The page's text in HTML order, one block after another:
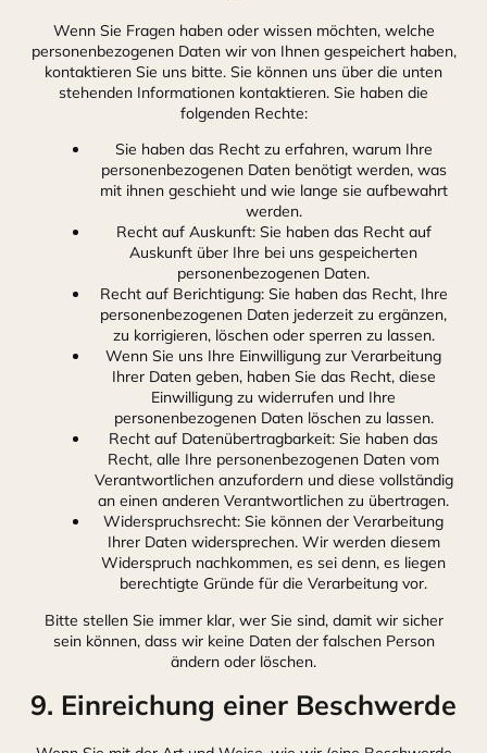
Wenn Sie Fragen haben oder wissen möchten, welche
personenbezogenen Daten wir von Ihnen gespeichert haben,
kontaktieren Sie uns bitte. Sie können uns über die unten
stehenden Informationen kontaktieren. Sie haben die
folgenden Rechte:
Sie haben das Recht zu erfahren, warum Ihre
personenbezogenen Daten benötigt werden, was
mit ihnen geschieht und wie lange sie aufbewahrt
werden.
Recht auf Auskunft: Sie haben das Recht auf
Auskunft über Ihre bei uns gespeicherten
personenbezogenen Daten.
Recht auf Berichtigung: Sie haben das Recht, Ihre
personenbezogenen Daten jederzeit zu ergänzen,
zu korrigieren, löschen oder sperren zu lassen.
Wenn Sie uns Ihre Einwilligung zur Verarbeitung
Ihrer Daten geben, haben Sie das Recht, diese
Einwilligung zu widerrufen und Ihre
personenbezogenen Daten löschen zu lassen.
Recht auf Datenübertragbarkeit: Sie haben das
Recht, alle Ihre personenbezogenen Daten vom
Verantwortlichen anzufordern und diese vollständig
an einen anderen Verantwortlichen zu übertragen.
Widerspruchsrecht: Sie können der Verarbeitung
Ihrer Daten widersprechen. Wir werden diesem
Widerspruch nachkommen, es sei denn, es liegen
berechtigte Gründe für die Verarbeitung vor.
Bitte stellen Sie immer klar, wer Sie sind, damit wir sicher
sein können, dass wir keine Daten der falschen Person
ändern oder löschen.
9. Einreichung einer Beschwerde